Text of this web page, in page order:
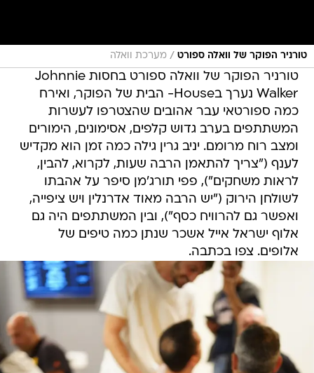
טורניר הפוקר של וואלה ספורט / מערכת וואלה
טורניר הפוקר של וואלה ספורט בחסות Johnnie
Walker נערך בHouse- הבית של הפוקר, ואירח
כמה ספורטאי עבר אהובים שהצטרפו לעשרות
המשתתפים בערב גדוש קלפים, אסימונים, הימורים
ומצב רוח מרומם. יניב גרין גילה כמה זמן הוא מקדיש
לענף ("צריך להתאמן הרבה שעות, לקרוא, להבין,
לראות משחקים"), פפי תורג'מן סיפר על אהבתו
לשולחן הירוק ("יש הרבה מאוד אדרנלין ויש ציפייה,
ואפשר גם להרוויח כסף"), ובין המשתתפים היה גם
אלוף ישראל אייל אשכר שנתן כמה טיפים של
אלופים. צפו בכתבה.